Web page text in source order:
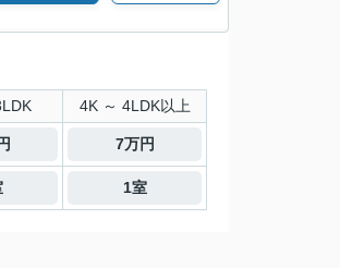
4K ～ 4LDK以上
7万円
1室